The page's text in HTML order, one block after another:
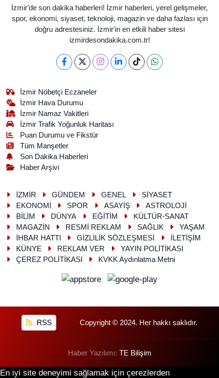
İzmir'de son dakika haberleri! İzmir haberleri, yerel gelişmeler,
spor, ekonomi, siyaset, teknoloji, magazin ve daha fazlası için
doğru adrestesiniz. İzmir'in en etkili haber sitesi
izmirdesondakika.com.tr!
İzmir Nöbetçi Eczaneler
İzmir Hava Durumu
İzmir Namaz Vakitleri
İzmir Trafik Yoğunluk Haritası
Puan Durumu ve Fikstür
Tüm Manşetler
Son Dakika Haberleri
Haber Arşivi
İZMİR GÜNDEM GENEL
SİYASET
EKONOMİ
SPOR ASAYİŞ
ASTROLOJİ
BİLİM
DÜNYA EĞİTİM
KÜLTÜR-SANAT
MAGAZİN
RESMİ REKLAM SAĞLIK
YAŞAM
İHBAR HATTI
GİZLİLİK SÖZLEŞMESİ
İLETİŞİM
KÜNYE
REKLAM VER
YAYIN POLİTİKASI
ÇEREZ POLİTİKASI
KVKK Aydınlatma Metni
RSS Copyright © 2024. Her hakkı saklıdır.
Haber Yazılımı: TE Bilişim
En iyi site deneyimi sağlamak için çerezlerden